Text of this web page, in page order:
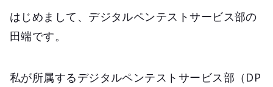
はじめまして、デジタルペンテストサービス部の
田端です。
私が所属するデジタルペンテストサービス部（DP